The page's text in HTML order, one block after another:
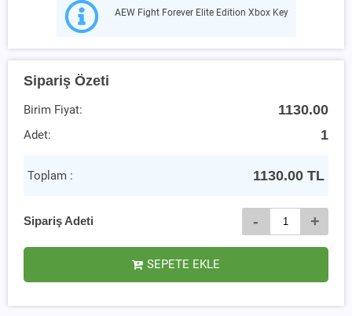
AEW Fight Forever Elite Edition Xbox Key
Sipariş Özeti
Birim Fiyat: 1130.00
Adet: 1
Toplam : 1130.00 TL
Sipariş Adeti - +
SEPETE EKLE